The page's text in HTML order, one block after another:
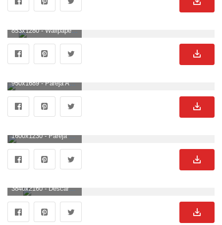
853x1280 - Wallpaper Couple (23 Fondos de pantalla) - Fondos adorables. Imágen de parejas.
950x1689 - Pareja Amor Corazón Puesta de sol Fotografía | fondo de pantalla | Amor de pareja. Fondo para móvil de parejas.
1600x1230 - Pareja Fondos de pantalla HD Fondos de descarga gratuita - Baltana. Imágen de parejas.
3840x2160 - Descargar 3d Love Couple Cartoon Wallpapers. Fondos 3d. Fondo de pantalla 4K Ultra HD de parejas.